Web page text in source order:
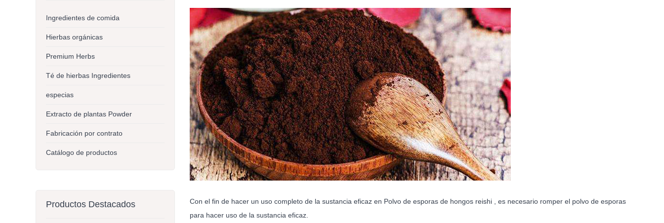
Con el fin de hacer un uso completo de la sustancia eficaz en Polvo de esporas de hongos reishi , es necesario romper el polvo de esporas
para hacer uso de la sustancia eficaz.
Ingredientes de comida
Hierbas orgánicas
Premium Herbs
Té de hierbas Ingredientes
especias
Extracto de plantas Powder
Fabricación por contrato
Catálogo de productos
Productos Destacados